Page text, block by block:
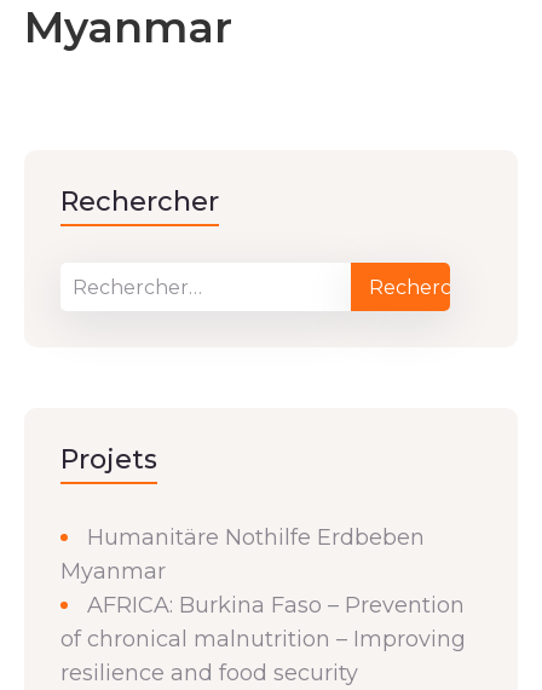
Myanmar
Rechercher
Projets
Humanitäre Nothilfe Erdbeben
Myanmar
AFRICA: Burkina Faso – Prevention
of chronical malnutrition – Improving
resilience and food security